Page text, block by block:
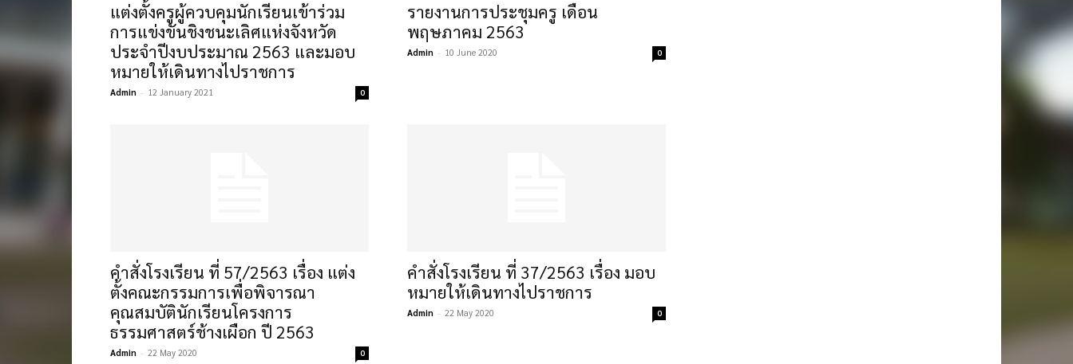
แต่งตั้งครูผู้ควบคุมนักเรียนเข้าร่วม
การแข่งขันชิงชนะเลิศแห่งจังหวัด
ประจำปีงบประมาณ 2563 และมอบ
หมายให้เดินทางไปราชการ
Admin - 12 January 2021 0
รายงานการประชุมครู เดือน
พฤษภาคม 2563
Admin - 10 June 2020 0
คำสั่งโรงเรียน ที่ 57/2563 เรื่อง แต่ง
ตั้งคณะกรรมการเพื่อพิจารณา
คุณสมบัตินักเรียนโครงการ
ธรรมศาสตร์ช้างเผือก ปี 2563
Admin - 22 May 2020 0
คำสั่งโรงเรียน ที่ 37/2563 เรื่อง มอบ
หมายให้เดินทางไปราชการ
Admin - 22 May 2020 0